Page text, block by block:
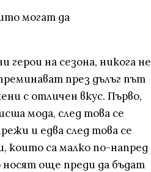
могат да
на сезона, никога не
през дълъг път
с отличен вкус. Първо,
мода, след това се
и едва след това се
които са малко по-напред
още преди да бъдат